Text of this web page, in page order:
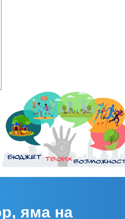
яма на